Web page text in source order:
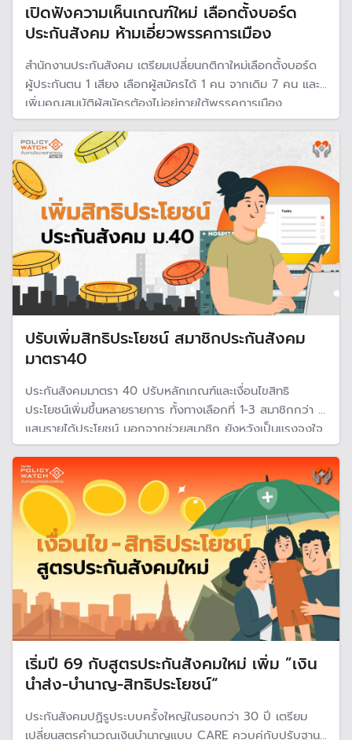
เปิดฟังความเห็นเกณฑ์ใหม่ เลือกตั้งบอร์ด
ประกันสังคม ห้ามเอี่ยวพรรคการเมือง
สำนักงานประกันสังคม เตรียมเปลี่ยนกติกาใหม่เลือกตั้งบอร์ด
ผู้ประกันตน 1 เสียง เลือกผู้สมัครได้ 1 คน จากเดิม 7 คน และ
เพิ่มคุณสมบัติผู้สมัครต้องไม่อยู่ภายใต้พรรคการเมือง
ปรับเพิ่มสิทธิประโยชน์ สมาชิกประกันสังคม
มาตรา40
ประกันสังคมมาตรา 40 ปรับหลักเกณฑ์และเงื่อนไขสิทธิ
ประโยชน์เพิ่มขึ้นหลายรายการ ทั้งทางเลือกที่ 1-3 สมาชิกกว่า 5
แสนรายได้ประโยชน์ นอกจากช่วยสมาชิก ยังหวังเป็นแรงจูงใจ
ให้คนสมัครเข้าเป็นสมาชิกมากขึ้น
เริ่มปี 69 กับสูตรประกันสังคมใหม่ เพิ่ม ”เงิน
นำส่ง-บำนาญ-สิทธิประโยชน์“
ประกันสังคมปฏิรูประบบครั้งใหญ่ในรอบกว่า 30 ปี เตรียม
เปลี่ยนสูตรคำนวณเงินบำนาญแบบ CARE ควบคู่กับปรับฐาน